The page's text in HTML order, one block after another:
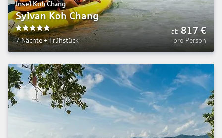
Insel Koh Chang
Sylvan Koh Chang
5
7 Nächte+Frühstück
ab 817€
pro Person